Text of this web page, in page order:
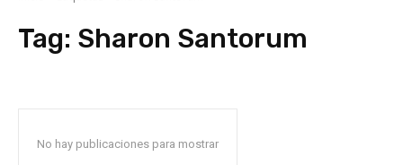
Tag: Sharon Santorum
No hay publicaciones para mostrar